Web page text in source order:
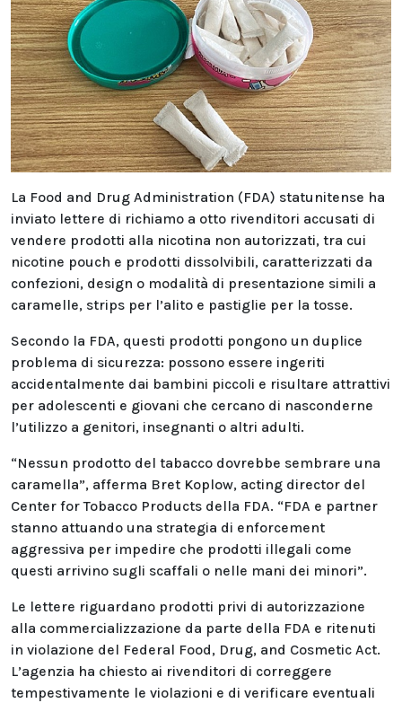
La Food and Drug Administration (FDA) statunitense ha
inviato lettere di richiamo a otto rivenditori accusati di
vendere prodotti alla nicotina non autorizzati, tra cui
nicotine pouch e prodotti dissolvibili, caratterizzati da
confezioni, design o modalità di presentazione simili a
caramelle, strips per l’alito e pastiglie per la tosse.
Secondo la FDA, questi prodotti pongono un duplice
problema di sicurezza: possono essere ingeriti
accidentalmente dai bambini piccoli e risultare attrattivi
per adolescenti e giovani che cercano di nasconderne
l’utilizzo a genitori, insegnanti o altri adulti.
“Nessun prodotto del tabacco dovrebbe sembrare una
caramella”, afferma Bret Koplow, acting director del
Center for Tobacco Products della FDA. “FDA e partner
stanno attuando una strategia di enforcement
aggressiva per impedire che prodotti illegali come
questi arrivino sugli scaffali o nelle mani dei minori”.
Le lettere riguardano prodotti privi di autorizzazione
alla commercializzazione da parte della FDA e ritenuti
in violazione del Federal Food, Drug, and Cosmetic Act.
L’agenzia ha chiesto ai rivenditori di correggere
tempestivamente le violazioni e di verificare eventuali